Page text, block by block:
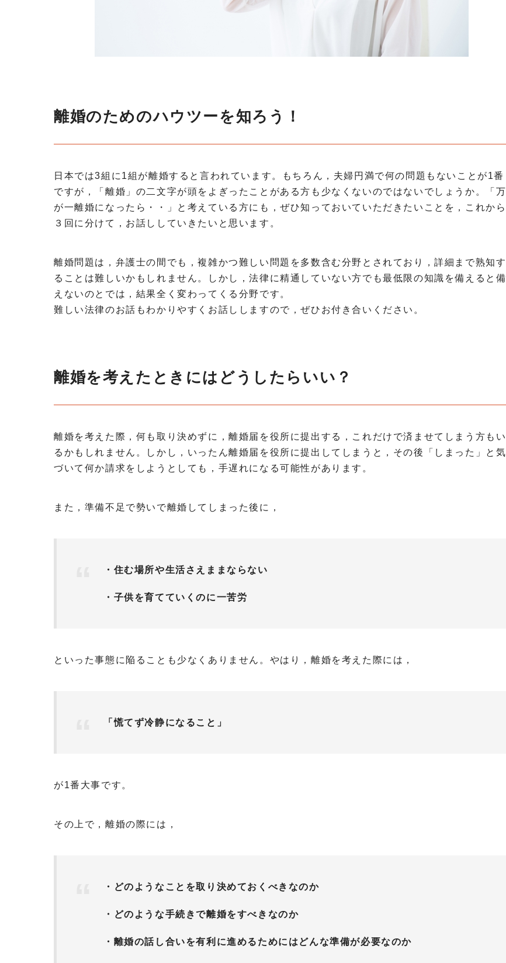
離婚のためのハウツーを知ろう！
日本では3組に1組が離婚すると言われています。もちろん，夫婦円満で何の問題もないことが1番
ですが，「離婚」の二文字が頭をよぎったことがある方も少なくないのではないでしょうか。「万
が一離婚になったら・・」と考えている方にも，ぜひ知っておいていただきたいことを，これから
３回に分けて，お話ししていきたいと思います。
離婚問題は，弁護士の間でも，複雑かつ難しい問題を多数含む分野とされており，詳細まで熟知す
ることは難しいかもしれません。しかし，法律に精通していない方でも最低限の知識を備えると備
えないのとでは，結果全く変わってくる分野です。
難しい法律のお話もわかりやすくお話ししますので，ぜひお付き合いください。
離婚を考えたときにはどうしたらいい？
離婚を考えた際，何も取り決めずに，離婚届を役所に提出する，これだけで済ませてしまう方もい
るかもしれません。しかし，いったん離婚届を役所に提出してしまうと，その後「しまった」と気
づいて何か請求をしようとしても，手遅れになる可能性があります。
また，準備不足で勢いで離婚してしまった後に，
・住む場所や生活さえままならない
・子供を育てていくのに一苦労
といった事態に陥ることも少なくありません。やはり，離婚を考えた際には，
「慌てず冷静になること」
が1番大事です。
その上で，離婚の際には，
・どのようなことを取り決めておくべきなのか
・どのような手続きで離婚をすべきなのか
・離婚の話し合いを有利に進めるためにはどんな準備が必要なのか